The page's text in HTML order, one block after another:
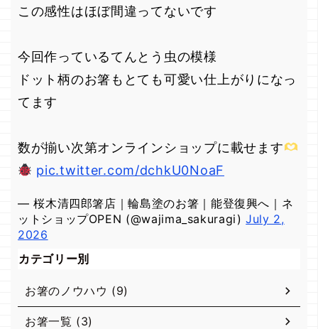
この感性はほぼ間違ってないです
今回作っているてんとう虫の模様
ドット柄のお箸もとても可愛い仕上がりになっ
てます
数が揃い次第オンラインショップに載せます
pic.twitter.com/dchkU0NoaF
— 桜木清四郎箸店｜輪島塗のお箸｜能登復興へ｜ネ
ットショップOPEN (@wajima_sakuragi)July 2,
2026
カテゴリー別
お箸のノウハウ (9)
お箸一覧 (3)